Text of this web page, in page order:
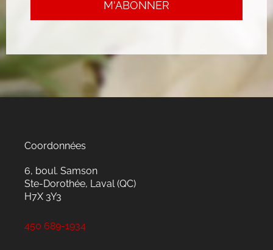
Coordonnées
6, boul. Samson
Ste-Dorothée, Laval (QC)
H7X 3Y3
450 689-1934